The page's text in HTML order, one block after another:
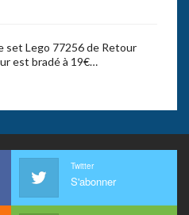
set Lego 77256 de Retour
est bradé à 19€…
Twitter
S'abonner